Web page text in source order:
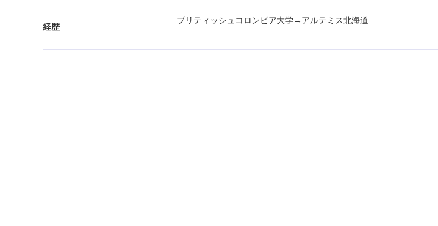
経歴
ブリティッシュコロンビア大学→アルテミス北海道